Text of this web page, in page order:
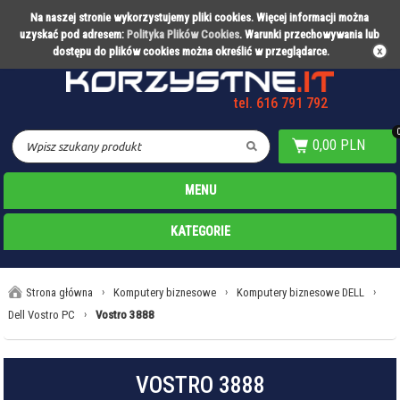
Na naszej stronie wykorzystujemy pliki cookies. Więcej informacji można
uzyskać pod adresem: Polityka Plików Cookies. Warunki przechowywania lub
dostępu do plików cookies można określić w przeglądarce.
Partner technologiczny Warty Poznań
tel. 616 791 792
0,00 PLN
0
MENU
KATEGORIE
Strona główna › Komputery biznesowe › Komputery biznesowe DELL ›
Dell Vostro PC › Vostro 3888
VOSTRO 3888